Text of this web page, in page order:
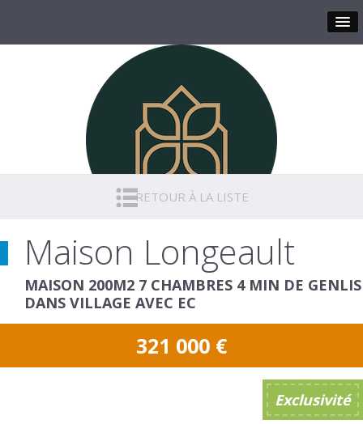
RETOUR À LA LISTE
Maison Longeault
MAISON 200M2 7 CHAMBRES 4 MIN DE GENLIS
DANS VILLAGE AVEC EC
321 000 €
Exclusivité